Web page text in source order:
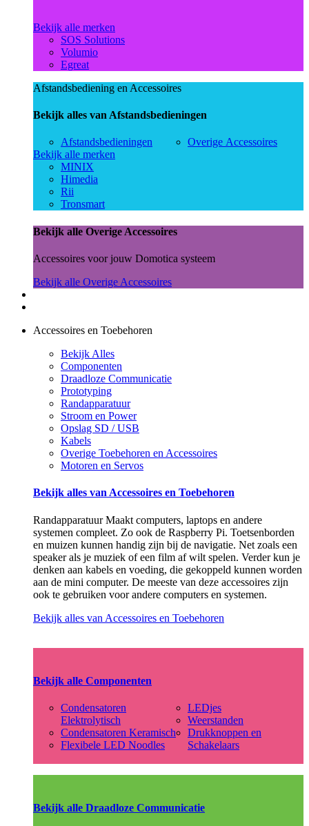
Bekijk alle merken
SOS Solutions
Volumio
Egreat
Afstandsbediening en Accessoires
Bekijk alles van Afstandsbedieningen
Afstandsbedieningen
Overige Accessoires
Bekijk alle merken
MINIX
Himedia
Rii
Tronsmart
Bekijk alle Overige Accessoires
Accessoires voor jouw Domotica systeem
Bekijk alle Overige Accessoires
Accessoires en Toebehoren
Bekijk Alles
Componenten
Draadloze Communicatie
Prototyping
Randapparatuur
Stroom en Power
Opslag SD / USB
Kabels
Overige Toebehoren en Accessoires
Motoren en Servos
Bekijk alles van Accessoires en Toebehoren
Randapparatuur Maakt computers, laptops en andere
systemen compleet. Zo ook de Raspberry Pi. Toetsenborden
en muizen kunnen handig zijn bij de navigatie. Net zoals een
speaker als je muziek of een film af wilt spelen. Verder kun je
denken aan kabels en voeding, die gekoppeld kunnen worden
aan de mini computer. De meeste van deze accessoires zijn
ook te gebruiken voor andere computers en systemen.
Bekijk alles van Accessoires en Toebehoren
Bekijk alle Componenten
Condensatoren
Elektrolytisch
Condensatoren Keramisch
Flexibele LED Noodles
LEDjes
Weerstanden
Drukknoppen en
Schakelaars
Bekijk alle Draadloze Communicatie